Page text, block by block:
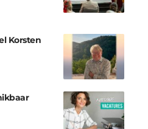
Korsten